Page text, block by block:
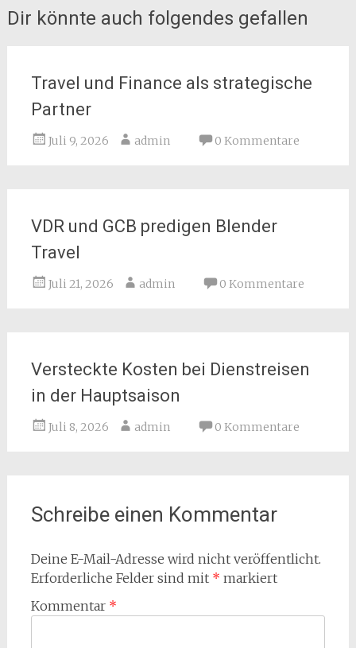
Dir könnte auch folgendes gefallen
Travel und Finance als strategische
Partner
Juli 9, 2026 admin 0 Kommentare
VDR und GCB predigen Blender
Travel
Juli 21, 2026 admin 0 Kommentare
Versteckte Kosten bei Dienstreisen
in der Hauptsaison
Juli 8, 2026 admin 0 Kommentare
Schreibe einen Kommentar
Deine E-Mail-Adresse wird nicht veröffentlicht.
Erforderliche Felder sind mit * markiert
Kommentar *